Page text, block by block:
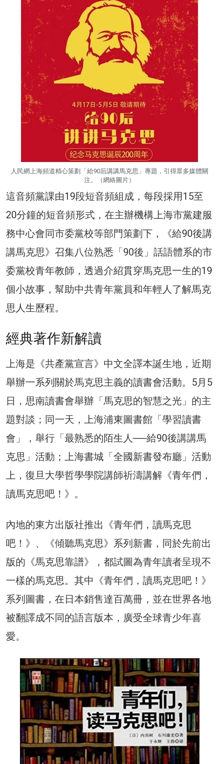
人民網上海頻道精心策劃「給90后講講馬克思」專題，引得眾多媒體關
注。（網絡圖片）
這音頻黨課由19段短音頻組成，每段採用15至
20分鐘的短音頻形式，在主辦機構上海市黨建服
務中心會同市委黨校等部門策劃下，《給90後講
講馬克思》召集八位熟悉「90後」話語體系的市
委黨校青年教師，透過介紹貫穿馬克思一生的19
個小故事，幫助中共青年黨員和年輕人了解馬克
思人生歷程。
經典著作新解讀
上海是《共產黨宣言》中文全譯本誕生地，近期
舉辦一系列關於馬克思主義的讀書會活動。5月5
日，思南讀書會舉辦「馬克思的智慧之光」的主
題對談；同一天，上海浦東圖書館「學習讀書
會」，舉行「最熟悉的陌生人──給90後講講馬
克思」活動；上海書城「全國新書發布廳」活動
上，復旦大學哲學學院講師祈濤講解《青年們，
讀馬克思吧！》。
內地的東方出版社推出《青年們，讀馬克思
吧！》、《傾聽馬克思》系列新書，同於先前出
版的《馬克思靠譜》，都試圖為青年讀者呈現不
一樣的馬克思。其中《青年們，讀馬克思吧！》
系列圖書，在日本銷售達百萬冊，並在世界各地
被翻譯成不同的語言版本，廣受全球青少年喜
愛。